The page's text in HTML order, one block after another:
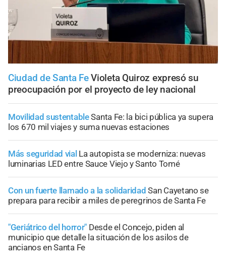
Ciudad de Santa Fe Violeta Quiroz expresó su
preocupación por el proyecto de ley nacional
Movilidad sustentableSanta Fe: la bici pública ya supera
los 670 mil viajes y suma nuevas estaciones
Más seguridad vial La autopista se moderniza: nuevas
luminarias LED entre Sauce Viejo y Santo Tomé
Con un fuerte llamado a la solidaridad San Cayetano se
prepara para recibir a miles de peregrinos de Santa Fe
"Geriátrico del horror" Desde el Concejo, piden al
municipio que detalle la situación de los asilos de
ancianos en Santa Fe